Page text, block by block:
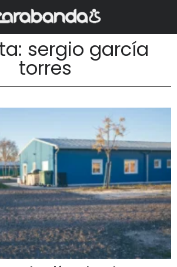
sergio garcía
torres